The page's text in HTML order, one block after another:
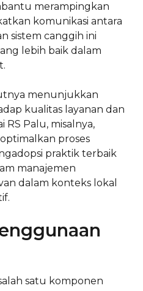
merampingkan
komunikasi antara
sistem canggih ini
lebih baik dalam
menunjukkan
kualitas layanan dan
RS Palu, misalnya,
proses
praktik terbaik
manajemen
dalam konteks lokal
satu komponen